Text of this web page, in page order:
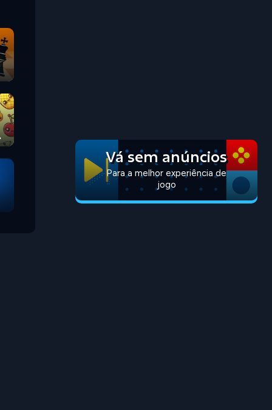
Vá sem anúncios
Para a melhor experiência de
jogo